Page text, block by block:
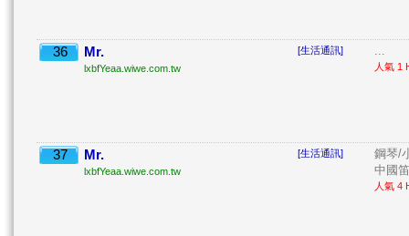
36 Mr.
lxbfYeaa.wiwe.com.tw
[生活通訊] ...
人氣 1
37 Mr.
lxbfYeaa.wiwe.com.tw
[生活通訊]
鋼琴/
中國
人氣 4